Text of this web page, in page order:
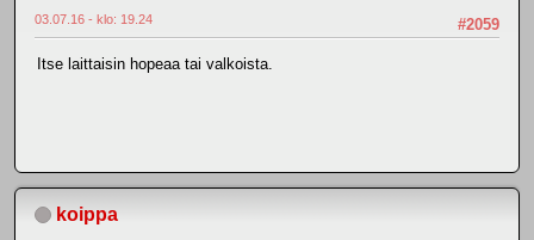
#2059
03.07.16 - klo: 19.24
Itse laittaisin hopeaa tai valkoista.
koippa